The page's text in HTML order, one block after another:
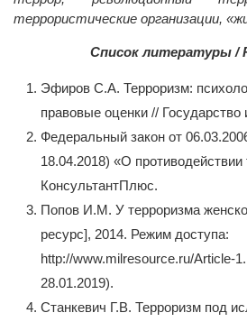
террористические организации,
Список литературы /
Эфиров С.А. Терроризм:
правовые оценки //
Федеральный закон от
18.04.2018) «О
КонсультантПлюс.
Попов И.М. У терроризма
ресурс], 2014. Режим доступа:
http://www.milresource.ru/Article-
28.01.2019).
Станкевич Г.В. Терроризм под